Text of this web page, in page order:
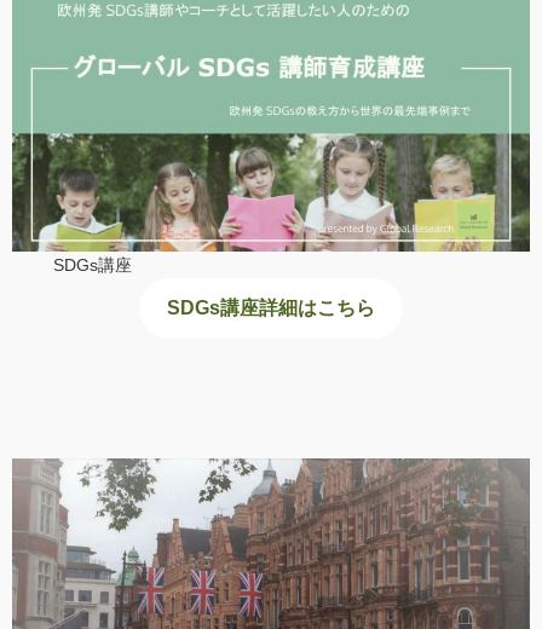
SDGs講座
SDGs講座詳細はこちら